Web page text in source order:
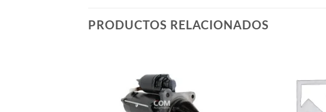
PRODUCTOS RELACIONADOS